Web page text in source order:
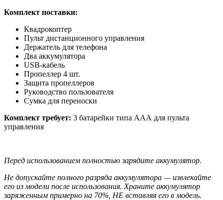
Комплект поставки:
Квадрокоптер
Пульт дистанционного управления
Держатель для телефона
Два аккумулятора
USB-кабель
Пропеллер 4 шт.
Защита пропеллеров
Руководство пользователя
Сумка для переноски
Комплект требует: 3 батарейки типа ААА для пульта
управления
Перед использованием полностью зарядите аккумулятор.
Не допускайте полного разряда аккумулятора — извлекайте
его из модели после использования. Храните аккумулятор
заряженным примерно на 70%, НЕ вставляя его в модель.